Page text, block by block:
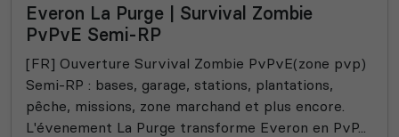
Everon La Purge | Survival Zombie
PvPvE Semi-RP
[FR] Ouverture Survival Zombie PvPvE(zone pvp)
Semi-RP : bases, garage, stations, plantations,
pêche, missions, zone marchand et plus encore.
L'évenement La Purge transforme Everon en PvP...